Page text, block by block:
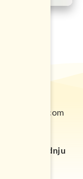
činjenicom
barem
srednju
EU.